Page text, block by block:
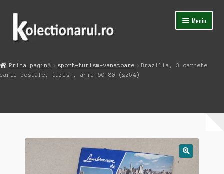
Sari
navigare
Sari
conținut
Meniu
Magazin
Contact
Prima pagină sport-turism-vanatoare
Brazilia, 3 carnete
carti postale, turism, anii 60-80 (zz54)